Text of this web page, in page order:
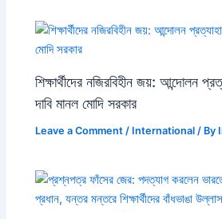
শিক্ষার্থীদের নজিরবিহীন জয়: আন্দোলন
দাবি মানল মোদি সরকার
Leave a Comment / International / By